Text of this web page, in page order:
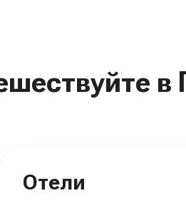
в
Отели